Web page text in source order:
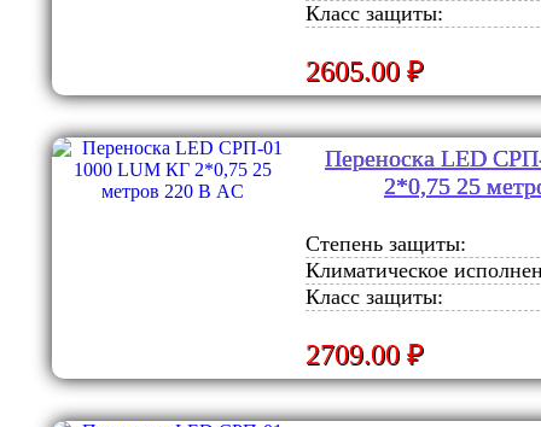
Класс защиты:
2605.00 ₽
Переноска LED
2*0,75 25
Степень защиты:
Климатическое
Класс защиты:
2709.00 ₽